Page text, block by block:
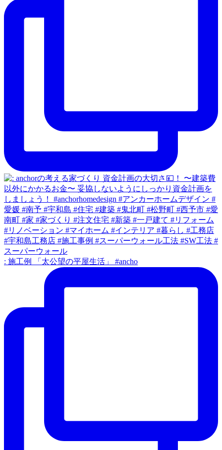
: 施工例 「太公望の平屋生活」 #ancho